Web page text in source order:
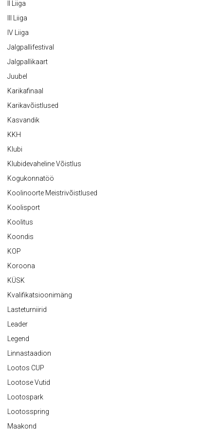
II Liiga
III Liiga
IV Liiga
Jalgpallifestival
Jalgpallikaart
Juubel
Karikafinaal
Karikavõistlused
Kasvandik
KKH
Klubi
Klubidevaheline Võistlus
Kogukonnatöö
Koolinoorte Meistrivõistlused
Koolisport
Koolitus
Koondis
KOP
Koroona
KÜSK
Kvalifikatsioonimäng
Lasteturniirid
Leader
Legend
Linnastaadion
Lootos CUP
Lootose Vutid
Lootospark
Lootosspring
Maakond